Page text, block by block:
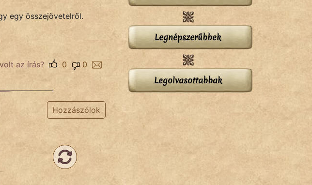
egy összejövetelről.
az írás? 0
0
Hozzászólok
Legnépszerűbbek
Legolvasottabbak